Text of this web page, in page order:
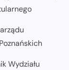
Wydziału